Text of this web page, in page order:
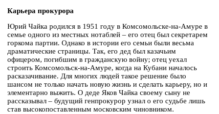
Карьера прокурора
Юрий Чайка родился в 1951 году в Комсомольске-на-Амуре в
семье одного из местных нотаблей – его отец был секретарем
горкома партии. Однако в истории его семьи были весьма
драматические страницы. Так, его дед был казачьим
офицером, погибшим в гражданскую войну; отец уехал
строить Комсомольск-на-Амуре, когда на Кубани началось
расказачивание. Для многих людей такое решение было
шансом не только начать новую жизнь и сделать карьеру, но и
элементарно выжить. О деде Яков Чайка своему сыну не
рассказывал – будущий генпрокурор узнал о его судьбе лишь
став высокопоставленным московским чиновником.